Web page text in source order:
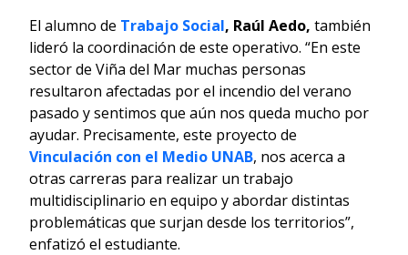
El alumno de Trabajo Social, Raúl Aedo, también
lideró la coordinación de este operativo. “En este
sector de Viña del Mar muchas personas
resultaron afectadas por el incendio del verano
pasado y sentimos que aún nos queda mucho por
ayudar. Precisamente, este proyecto de
Vinculación con el Medio UNAB, nos acerca a
otras carreras para realizar un trabajo
multidisciplinario en equipo y abordar distintas
problemáticas que surjan desde los territorios”,
enfatizó el estudiante.